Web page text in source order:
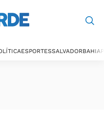
ESPORTESSALVADORBAHIA